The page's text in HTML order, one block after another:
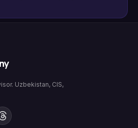
Uzbekistan, CIS,